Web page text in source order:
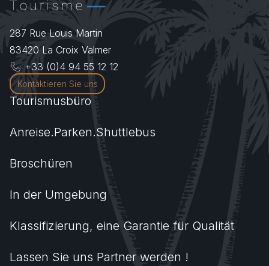
287 Rue Louis Martin
83420 La Croix Valmer
+33 (0)4 94 55 12 12
Kontaktieren Sie uns
Tourismusbüro
Anreise.Parken.Shuttlebus
Broschüren
In der Umgebung
Klassifizierung, eine Garantie für Qualität
Lassen Sie uns Partner werden !